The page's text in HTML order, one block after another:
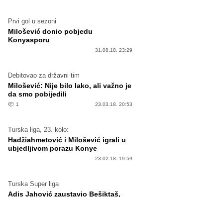
Prvi gol u sezoni
Milošević donio pobjedu
Konyasporu
31.08.18. 23:29
Debitovao za državni tim
Milošević: Nije bilo lako, ali važno je
da smo pobijedili
1 23.03.18. 20:53
Turska liga, 23. kolo:
Hadžiahmetović i Milošević igrali u
ubjedljivom porazu Konye
23.02.18. 19:59
Turska Super liga
Adis Jahović zaustavio Bešiktaš,